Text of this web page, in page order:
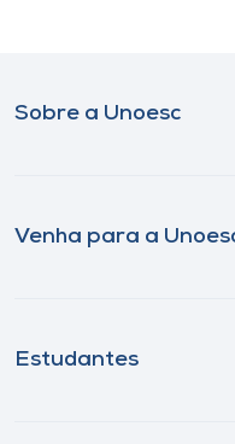
Sobre a Unoesc
Venha para a
Estudantes